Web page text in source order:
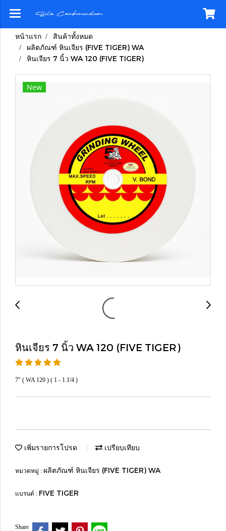
หน้าแรก
สินค้าทั้งหมด
ผลิตภัณฑ์ หินเจียร (FIVE TIGER) WA
หินเจียร 7 นิ้ว WA 120 (FIVE TIGER)
New
หินเจียร 7 นิ้ว WA 120 (FIVE TIGER)
7" ( WA 120 ) ( 1 - 1.1/4 )
เพิ่มรายการโปรด เปรียบเทียบ
หมวดหมู่ : ผลิตภัณฑ์ หินเจียร (FIVE TIGER) WA
แบรนด์ : FIVE TIGER
Share